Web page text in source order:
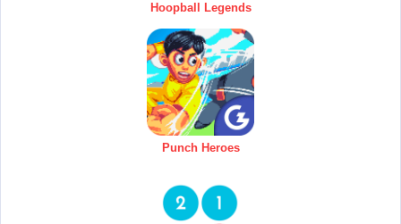
Hoopball Legends
Punch Heroes